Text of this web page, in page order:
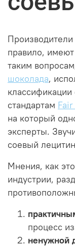
правило,
таким
шоколада,
классификации
стандартам
на который
эксперты.
соевый
Мнения, как
индустрии,
процесс
ненужной